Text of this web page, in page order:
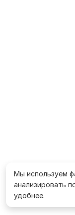
Мы используем
анализировать
удобнее.